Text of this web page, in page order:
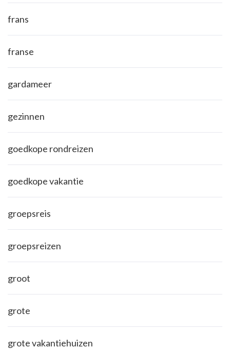
frans
franse
gardameer
gezinnen
goedkope rondreizen
goedkope vakantie
groepsreis
groepsreizen
groot
grote
grote vakantiehuizen